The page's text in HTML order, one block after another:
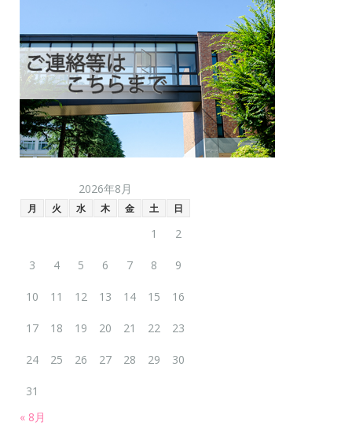
2026年8月
月 火 水 木 金 土 日
1 2
3 4 5 6 7 8 9
10 11 12 13 14 15 16
17 18 19 20 21 22 23
24 25 26 27 28 29 30
31
« 8月